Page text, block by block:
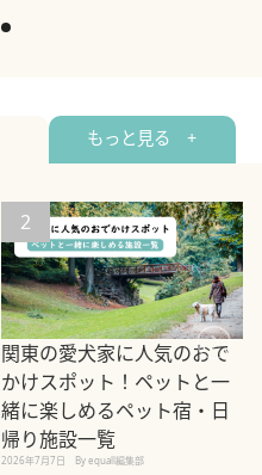
もっと見る +
2
関東の愛犬家に人気のおで
かけスポット！ペットと一
緒に楽しめるペット宿・日
帰り施設一覧
2026年7月7日 By equall編集部